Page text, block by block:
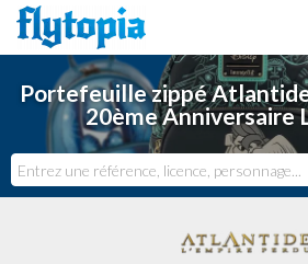
LOUNGEFLY
LICENCES
NOUVEAUTÉS
BONS PLANS
DERNIERS
Portefeuille zippé
20ème Anniversaire